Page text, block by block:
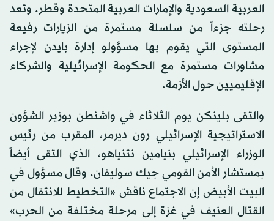
العربية السعودية والإمارات العربية المتحدة وقطر. وتعد
رحلته جزءاً من سلسلة مستمرة من الزيارات رفيعة
المستوى التي يقوم بها مسؤولو إدارة بايدن لإجراء
مشاورات مستمرة مع الحكومة الإسرائيلية والشركاء
الإقليميين حول الأزمة.
والتقى بلينكن يوم الثلاثاء في واشنطن بوزير الشؤون
الاستراتيجية الإسرائيلي رون ديرمر، المقرب من رئيس
الوزراء الإسرائيلي بنيامين نتنياهو، الذي التقى أيضاً
بمستشار الأمن القومي جيك سوليفان. وقال مسؤول في
البيت الأبيض إن الاجتماع ناقش «التخطيط للانتقال من
القتال العنيف في غزة إلى مرحلة مختلفة من الحرب»